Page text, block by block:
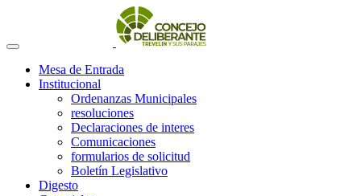
Mesa de Entrada
Institucional
Ordenanzas Municipales
resoluciones
Declaraciones de interes
Comunicaciones
formularios de solicitud
Boletín Legislativo
Digesto